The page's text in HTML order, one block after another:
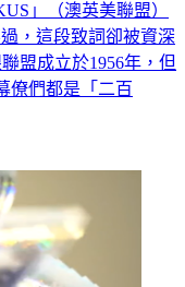
」（澳英美聯盟）
，這段致詞卻被資深
盟成立於1956年，但
僚們都是「二百